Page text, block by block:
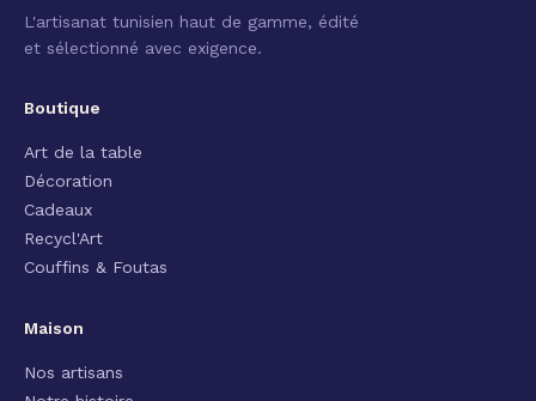
L'artisanat tunisien haut de gamme, édité
et sélectionné avec exigence.
Boutique
Art de la table
Décoration
Cadeaux
Recycl'Art
Couffins & Foutas
Maison
Nos artisans